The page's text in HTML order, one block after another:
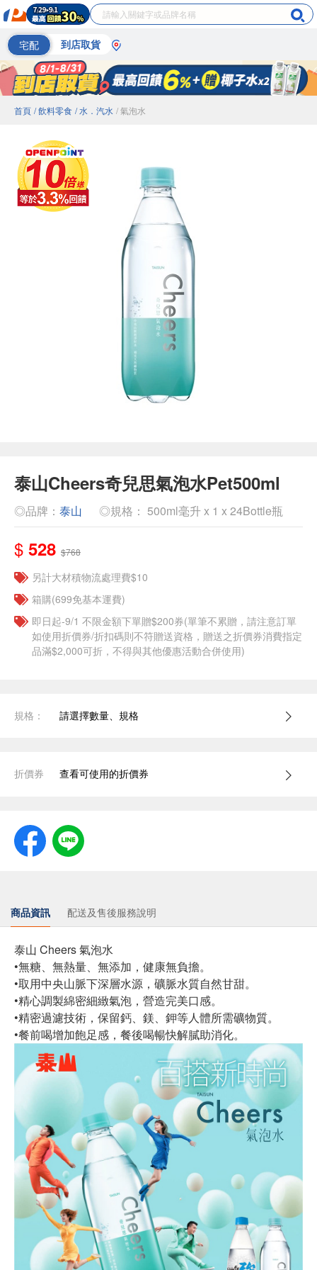
宅配 到店取貨
首頁 / 飲料零食 / 水．汽水 / 氣泡水
泰山Cheers奇兒思氣泡水Pet500ml
◎品牌： 泰山 ◎規格： 500ml毫升 x 1 x 24Bottle瓶
$ 528 $768
另計大材積物流處理費$10
箱購(699免基本運費)
即日起-9/1 不限金額下單贈$200券(單筆不累贈，請注意訂單
如使用折價券/折扣碼則不符贈送資格，贈送之折價券消費指定
品滿$2,000可折，不得與其他優惠活動合併使用)
規格： 請選擇數量、規格
折價券 查看可使用的折價券
商品資訊 配送及售後服務說明
泰山 Cheers 氣泡水
•無糖、無熱量、無添加，健康無負擔。
•取用中央山脈下深層水源，礦脈水質自然甘甜。
•精心調製綿密細緻氣泡，營造完美口感。
•精密過濾技術，保留鈣、鎂、鉀等人體所需礦物質。
•餐前喝增加飽足感，餐後喝暢快解膩助消化。